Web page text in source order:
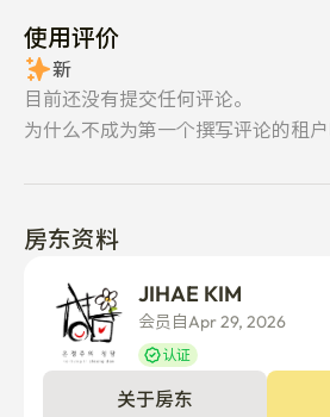
为了安全和便利，客人使用门锁进入
共区域会定期管理。
[位置与可达性]
住宿位于首尔江南区清潭洞。 从7号
地铁9号线的邦根寺站和西站大约步
地铁2号线的三成站步行大约需要20
车大约5分钟。
使用评价
新
目前还没有提交任何评论。
为什么不成为第一个撰写评论的租户
房东资料
JIHAE KIM
会员自Apr 29, 2026
认证
关于房东